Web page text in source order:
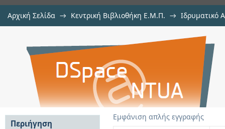
Αρχική Σελίδα → Κεντρική Βιβλιοθήκη Ε.Μ.Π. → Ιδρυματικό
Solving the open vehicle
metaheuristic algorithm
Εμφάνιση απλής εγγραφής
Περιήγηση